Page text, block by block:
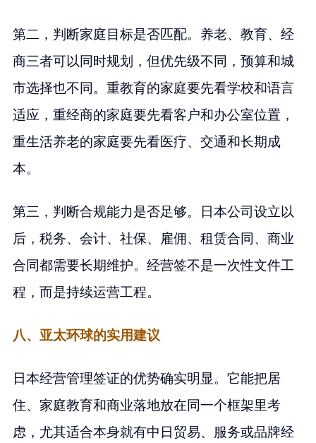
第二，判断家庭目标是否匹配。养老、教育、经
商三者可以同时规划，但优先级不同，预算和城
市选择也不同。重教育的家庭要先看学校和语言
适应，重经商的家庭要先看客户和办公室位置，
重生活养老的家庭要先看医疗、交通和长期成
本。
第三，判断合规能力是否足够。日本公司设立以
后，税务、会计、社保、雇佣、租赁合同、商业
合同都需要长期维护。经营签不是一次性文件工
程，而是持续运营工程。
八、亚太环球的实用建议
日本经营管理签证的优势确实明显。它能把居
住、家庭教育和商业落地放在同一个框架里考
虑，尤其适合本身就有中日贸易、服务或品牌经